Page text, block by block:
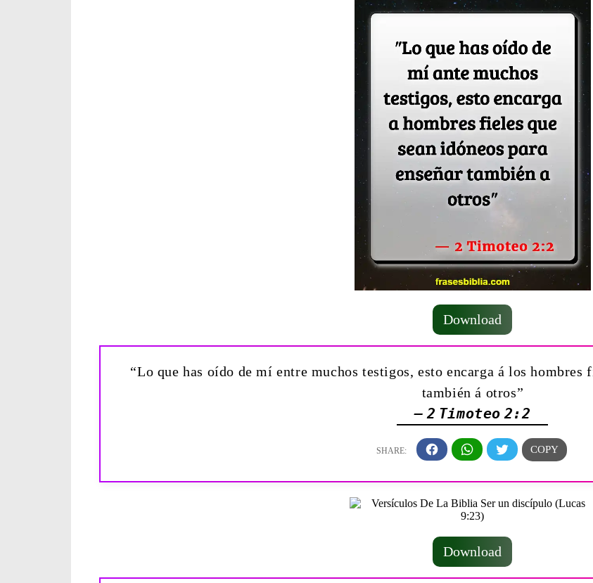
Download
“Lo que has oído de mí entre muchos testigos, esto encarga á los hombres
también á otros”
— 2 Timoteo 2:2
Download